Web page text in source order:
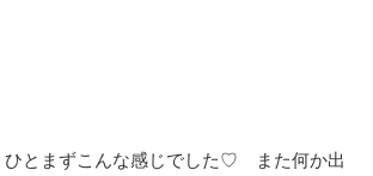
とまずこんな感じでした♡ また何か出